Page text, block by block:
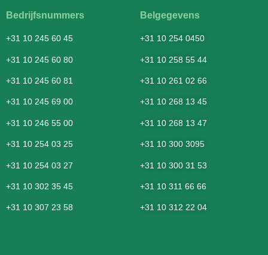
Bedrijfsnummers
+31 10 245 60 45
+31 10 245 60 80
+31 10 245 60 81
+31 10 245 69 00
+31 10 246 55 00
+31 10 254 03 25
+31 10 254 03 27
+31 10 302 35 45
+31 10 307 23 58
Belgegevens
+31 10 254 0450
+31 10 258 55 44
+31 10 261 02 66
+31 10 268 13 45
+31 10 268 13 47
+31 10 300 3095
+31 10 300 31 53
+31 10 311 66 66
+31 10 312 22 04